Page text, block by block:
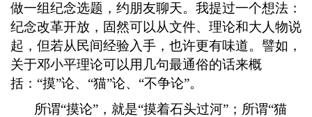
做一组纪念选题，约朋友聊天。我提过一个想法：
纪念改革开放，固然可以从文件、理论和大人物说
起，但若从民间经验入手，也许更有味道。譬如，
关于邓小平理论可以用几句最通俗的话来概
括：“摸”论、“猫”论、“不争论”。
所谓“摸论”，就是“摸着石头过河”；所谓“猫